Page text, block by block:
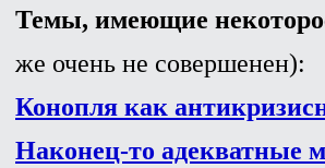
Темы, имеющие
же очень не совершенен):
Конопля как
Наконец-то адекватные